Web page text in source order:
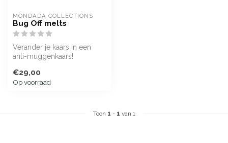
MONDADA COLLECTIONS
Bug Off melts
Verander je kaars in een
anti-muggenkaars!
€29,00
Op voorraad
Toon 1 - 1 van 1